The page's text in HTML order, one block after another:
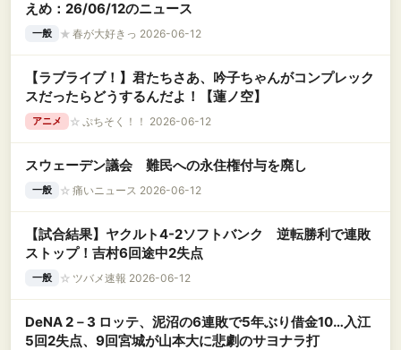
えめ：26/06/12のニュース
一般 ★ 春が大好きっ 2026-06-12
【ラブライブ！】君たちさあ、吟子ちゃんがコンプレック
スだったらどうするんだよ！【蓮ノ空】
アニメ ☆ ぷちそく！！ 2026-06-12
スウェーデン議会 難民への永住権付与を廃し
一般 ☆ 痛いニュース 2026-06-12
【試合結果】ヤクルト4-2ソフトバンク 逆転勝利で連敗
ストップ！吉村6回途中2失点
一般 ☆ ツバメ速報 2026-06-12
DeNA 2－3 ロッテ、泥沼の6連敗で5年ぶり借金10…入江
5回2失点、9回宮城が山本大に悲劇のサヨナラ打